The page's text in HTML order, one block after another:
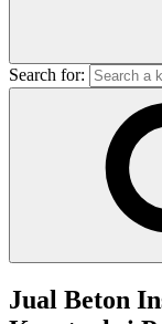
Search for:
Jual Beton